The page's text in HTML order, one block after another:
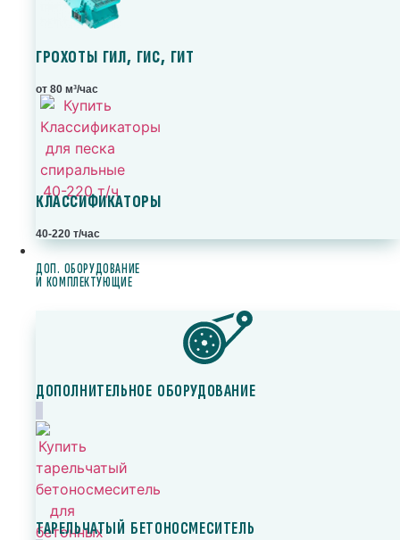
ГРОХОТЫ ГИЛ, ГИС, ГИТ
от 80 м³/час
КЛАССИФИКАТОРЫ
40-220 т/час
ДОП. ОБОРУДОВАНИЕ
И КОМПЛЕКТУЮЩИЕ
ДОПОЛНИТЕЛЬНОЕ ОБОРУДОВАНИЕ
ТАРЕЛЬЧАТЫЙ БЕТОНОСМЕСИТЕЛЬ